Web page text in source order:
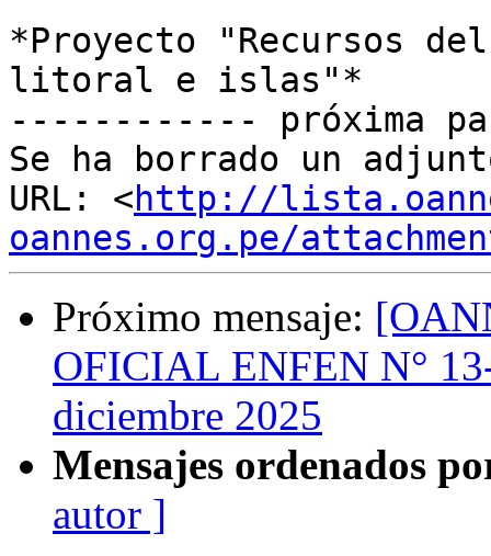
*Proyecto "Recursos
litoral e islas"*
------------ próxima
Se ha borrado un
URL: <http://
oannes.org.pe/
Próximo mensaje:
OFICIAL ENFEN N°
diciembre 2025
Mensajes ordenados
autor ]